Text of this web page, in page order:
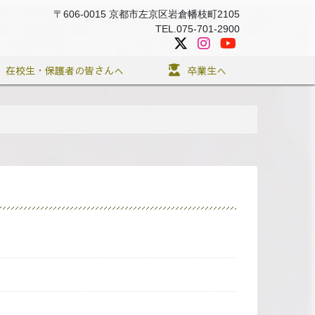
〒606-0015 京都市左京区岩倉幡枝町2105
TEL.075-701-2900
在校生・保護者の皆さんへ 卒業生へ